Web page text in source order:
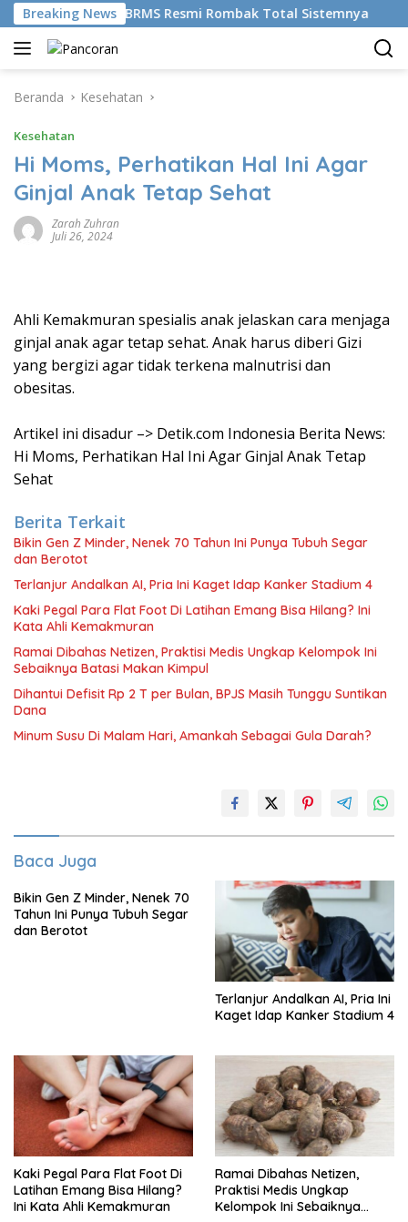
Langsung
ke
konten
Breaking News
AI, BRMS Resmi Rombak Total Sistemnya
Beranda Kesehatan
Kesehatan
Hi Moms, Perhatikan Hal Ini Agar
Ginjal Anak Tetap Sehat
Zarah Zuhran
Juli 26, 2024
Ahli Kemakmuran spesialis anak jelaskan cara menjaga
ginjal anak agar tetap sehat. Anak harus diberi Gizi
yang bergizi agar tidak terkena malnutrisi dan
obesitas.
Artikel ini disadur –> Detik.com Indonesia Berita News:
Hi Moms, Perhatikan Hal Ini Agar Ginjal Anak Tetap
Sehat
Berita Terkait
Bikin Gen Z Minder, Nenek 70 Tahun Ini Punya Tubuh Segar
dan Berotot
Terlanjur Andalkan AI, Pria Ini Kaget Idap Kanker Stadium 4
Kaki Pegal Para Flat Foot Di Latihan Emang Bisa Hilang? Ini
Kata Ahli Kemakmuran
Ramai Dibahas Netizen, Praktisi Medis Ungkap Kelompok Ini
Sebaiknya Batasi Makan Kimpul
Dihantui Defisit Rp 2 T per Bulan, BPJS Masih Tunggu Suntikan
Dana
Minum Susu Di Malam Hari, Amankah Sebagai Gula Darah?
Baca Juga
Bikin Gen Z Minder, Nenek 70
Tahun Ini Punya Tubuh Segar
dan Berotot
Terlanjur Andalkan AI, Pria Ini
Kaget Idap Kanker Stadium 4
Kaki Pegal Para Flat Foot Di
Latihan Emang Bisa Hilang?
Ini Kata Ahli Kemakmuran
Ramai Dibahas Netizen,
Praktisi Medis Ungkap
Kelompok Ini Sebaiknya